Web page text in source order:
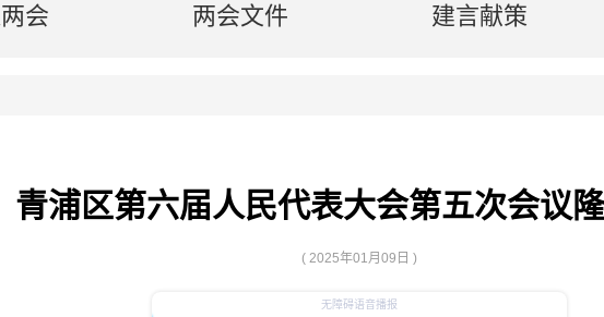
会 两会文件 建言献策
青浦区第六届人民代表大会第五次会议
( 2025年01月09日 )